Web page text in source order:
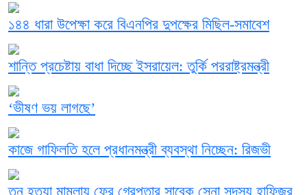
১৪৪ ধারা উপেক্ষা করে বিএনপির দুপক্ষের মিছিল-সমাবেশ
শান্তি প্রচেষ্টায় বাধা দিচ্ছে ইসরায়েল: তুর্কি পররাষ্ট্রমন্ত্রী
‘ভীষণ ভয় লাগছে’
কাজে গাফিলতি হলে প্রধানমন্ত্রী ব্যবস্থা নিচ্ছেন: রিজভী
তনু হত্যা মামলায় ফের গ্রেপ্তার সাবেক সেনা সদস্য হাফিজুর